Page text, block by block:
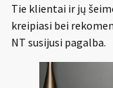
Tie klientai ir jų
kreipiasi bei
NT susijusi pagalba.